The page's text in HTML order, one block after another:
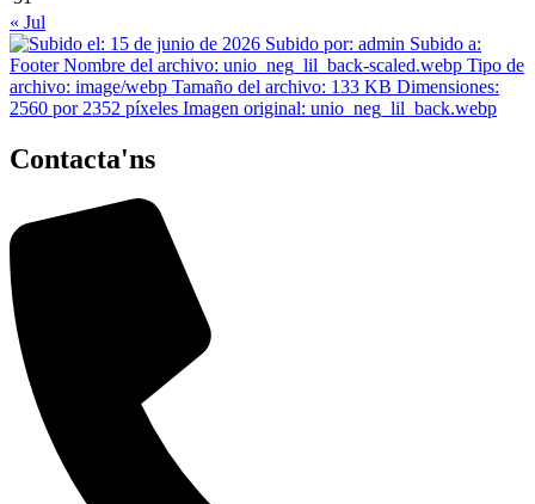
« Jul
Contacta'ns